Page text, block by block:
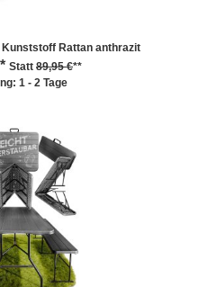
Rattan anthrazit
Statt 89,95 €**
1 - 2 Tage